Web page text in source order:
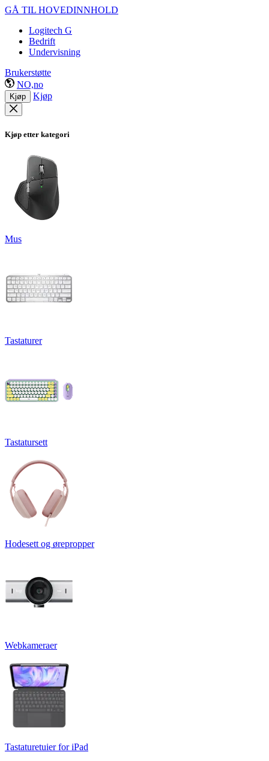
GÅ TIL HOVEDINNHOLD
Logitech G
Bedrift
Undervisning
Brukerstøtte
NO,no
Kjøp Kjøp
Kjøp etter kategori
Mus
Tastaturer
Tastatursett
Hodesett og ørepropper
Webkameraer
Tastaturetuier for iPad